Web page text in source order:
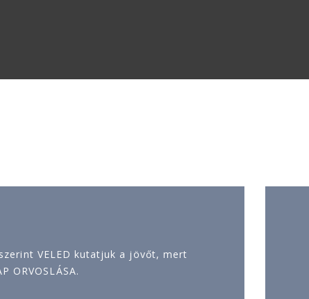
VELED kutatjuk a jövőt, mert
ORVOSLÁSA.